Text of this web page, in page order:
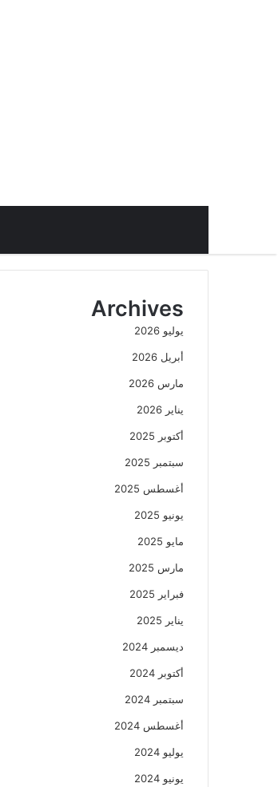
Archives
يوليو 2026
أبريل 2026
مارس 2026
يناير 2026
أكتوبر 2025
سبتمبر 2025
أغسطس 2025
يونيو 2025
مايو 2025
مارس 2025
فبراير 2025
يناير 2025
ديسمبر 2024
أكتوبر 2024
سبتمبر 2024
أغسطس 2024
يوليو 2024
يونيو 2024